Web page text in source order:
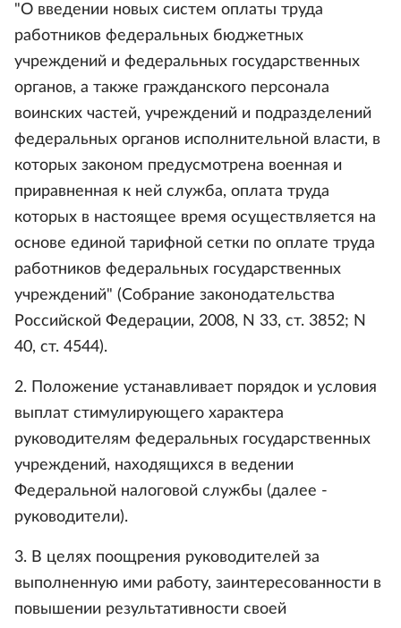
"О введении новых систем оплаты труда
работников федеральных бюджетных
учреждений и федеральных государственных
органов, а также гражданского персонала
воинских частей, учреждений и подразделений
федеральных органов исполнительной власти, в
которых законом предусмотрена военная и
приравненная к ней служба, оплата труда
которых в настоящее время осуществляется на
основе единой тарифной сетки по оплате труда
работников федеральных государственных
учреждений" (Собрание законодательства
Российской Федерации, 2008, N 33, ст. 3852; N
40, ст. 4544).
2. Положение устанавливает порядок и условия
выплат стимулирующего характера
руководителям федеральных государственных
учреждений, находящихся в ведении
Федеральной налоговой службы (далее -
руководители).
3. В целях поощрения руководителей за
выполненную ими работу, заинтересованности в
повышении результативности своей